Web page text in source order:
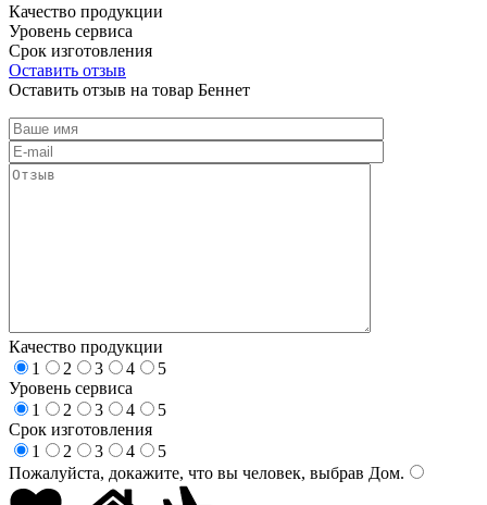
Качество продукции
Уровень сервиса
Срок изготовления
Оставить отзыв
Оставить отзыв на товар Беннет
Качество продукции
1
2 3 4
5
Уровень сервиса
1
2 3 4
5
Срок изготовления
1
2 3 4
5
Пожалуйста, докажите, что вы человек, выбрав Дом.